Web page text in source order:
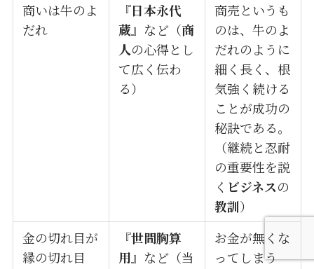
商いは牛のよ
だれ
『日本永代
蔵』など（商
人の心得とし
て広く伝わ
る）
商売というも
のは、牛のよ
だれのように
細く長く、根
気強く続ける
ことが成功の
秘訣である。
（継続と忍耐
の重要性を説
く ビジネスの
教訓）
金の切れ目が
縁の切れ目
『世間胸算
用』など（当
お金が無くな
ってしまう